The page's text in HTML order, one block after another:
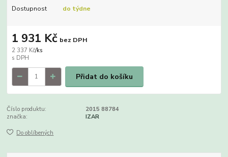
Dostupnost do týdne
2 337 Kč/ks
1 931 Kč bez DPH
Přidat do košíku
Číslo produktu:
2015 88784
značka:
IZAR
Do oblíbených